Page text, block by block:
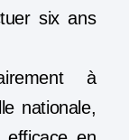
six ans
à
nationale,